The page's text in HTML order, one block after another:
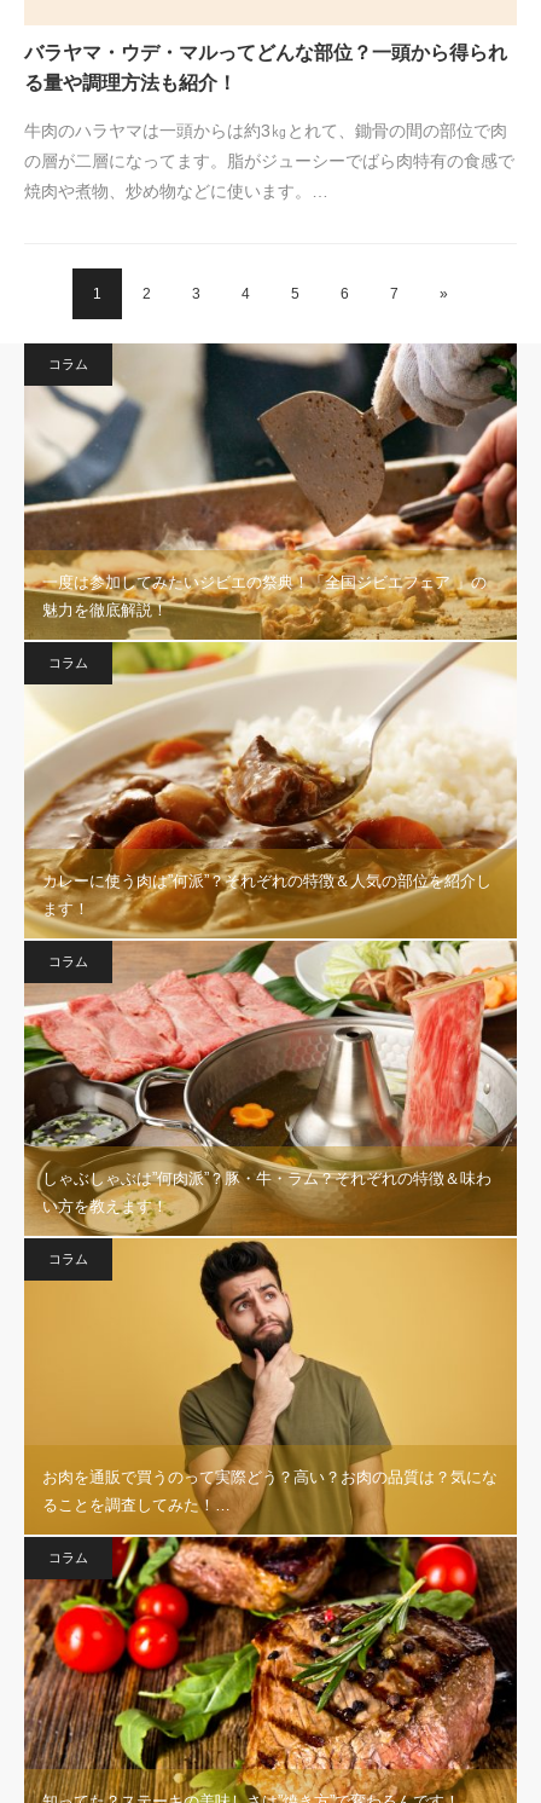
バラヤマ・ウデ・マルってどんな部位？一頭から得られ
る量や調理方法も紹介！
牛肉のハラヤマは一頭からは約3㎏とれて、鋤骨の間の部位で肉
の層が二層になってます。脂がジューシーでばら肉特有の食感で
焼肉や煮物、炒め物などに使います。…
1 2 3 4 5 6 7 »
コラム
一度は参加してみたいジビエの祭典！「全国ジビエフェア 」の
魅力を徹底解説！
コラム
カレーに使う肉は”何派”？それぞれの特徴＆人気の部位を紹介し
ます！
コラム
しゃぶしゃぶは”何肉派”？豚・牛・ラム？それぞれの特徴＆味わ
い方を教えます！
コラム
お肉を通販で買うのって実際どう？高い？お肉の品質は？気にな
ることを調査してみた！…
コラム